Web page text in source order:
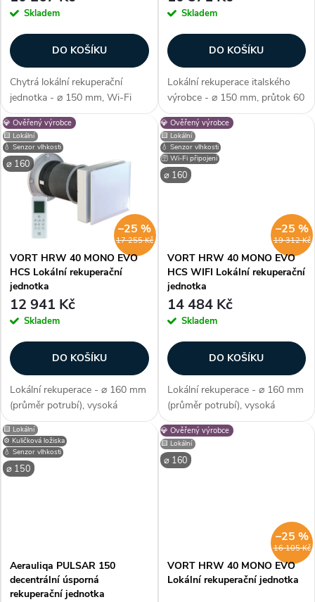
r
o
d
u
k
r
o
d
u
k
ů
Skladem
DO KOŠÍKU
Chytrá lokální rekuperační
jednotka - ⌀ 150 mm, Wi-Fi
připojení, s dálkovým
ovladačem, energetická třída A,
voděodolnost IP 33, 3 rychlosti,
účinnost 86 %, tepelná
izolace,...
Skladem
DO KOŠÍKU
Lokální rekuperace italského
výrobce - ⌀ 150 mm, průtok 60
m3/h, nízká spotřeba energie,
dálkový ovladač (součástí
balení), oběžné kolo typ
"Winglet", síťka proti hmyzu,...
💧 Senzor vlhkosti
💎 Ověřený výrobce
⌀ 160
🟨 Lokální
17 255 Kč
–25 %
VORT HRW 40 MONO EVO
HCS Lokální rekuperační
jednotka
12 941 Kč
Skladem
DO KOŠÍKU
Lokální rekuperace - ⌀ 160 mm
(průměr potrubí), vysoká
účinnost 89%, moderní design
mřížky, průtok 40 m3/h,
hlučnost 19 - 31,8 db/A, příkon
5,4 W, omyvatelné filtry (G3 /
💧 Senzor vlhkosti
💎 Ověřený výrobce
⌀ 160
🟨 Lokální
🛜 Wi-Fi připojení
19 312 Kč
–25 %
VORT HRW 40 MONO EVO
HCS WIFI Lokální rekuperační
jednotka
14 484 Kč
Skladem
DO KOŠÍKU
Lokální rekuperace - ⌀ 160 mm
(průměr potrubí), vysoká
účinnost 89%, moderní design
mřížky, průtok 40 m3/h,
hlučnost 19 - 31,8 db/A, příkon
6,6 W, omyvatelné filtry (G3 /
⚙️ Kuličková ložiska
💧 Senzor vlhkosti
⌀ 150
🟨 Lokální
Aerauliqa PULSAR 150
decentrální úsporná
rekuperační jednotka
💎 Ověřený výrobce
⌀ 160
🟨 Lokální
16 105 Kč
–25 %
VORT HRW 40 MONO EVO
Lokální rekuperační jednotka